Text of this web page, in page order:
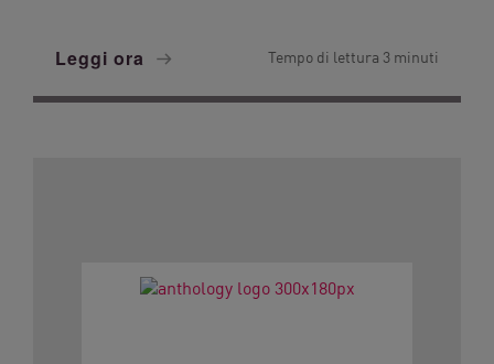
Leggi ora Tempo di lettura 3 minuti